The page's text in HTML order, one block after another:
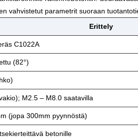
vahvistetut parametrit suoraan
Erittely
C1022A
(82°)
M2.5 – M8.0 saatavilla
(jopa 300mm pyynnöstä)
betonille